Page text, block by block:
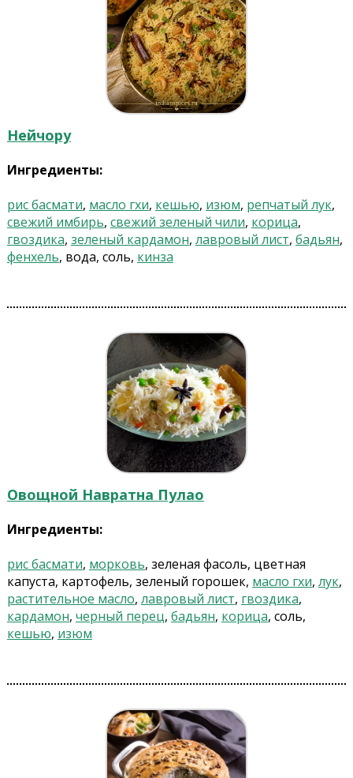
Нейчору
Ингредиенты:
рис басмати, масло гхи, кешью, изюм, репчатый лук,
свежий имбирь, свежий зеленый чили, корица,
гвоздика, зеленый кардамон, лавровый лист, бадьян,
фенхель, вода, соль, кинза
Овощной Навратна Пулао
Ингредиенты:
рис басмати, морковь, зеленая фасоль, цветная
капуста, картофель, зеленый горошек, масло гхи, лук,
растительное масло, лавровый лист, гвоздика,
кардамон, черный перец, бадьян, корица, соль,
кешью, изюм